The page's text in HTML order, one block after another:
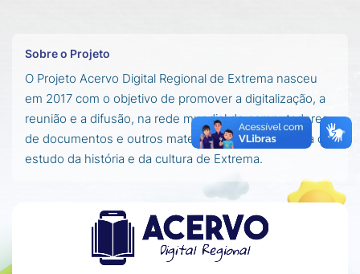
Sobre o Projeto
O Projeto Acervo Digital Regional de Extrema nasceu
em 2017 com o objetivo de promover a digitalização, a
reunião e a difusão, na rede mundial de computadores,
de documentos e outros materiais importantes para o
estudo da história e da cultura de Extrema.